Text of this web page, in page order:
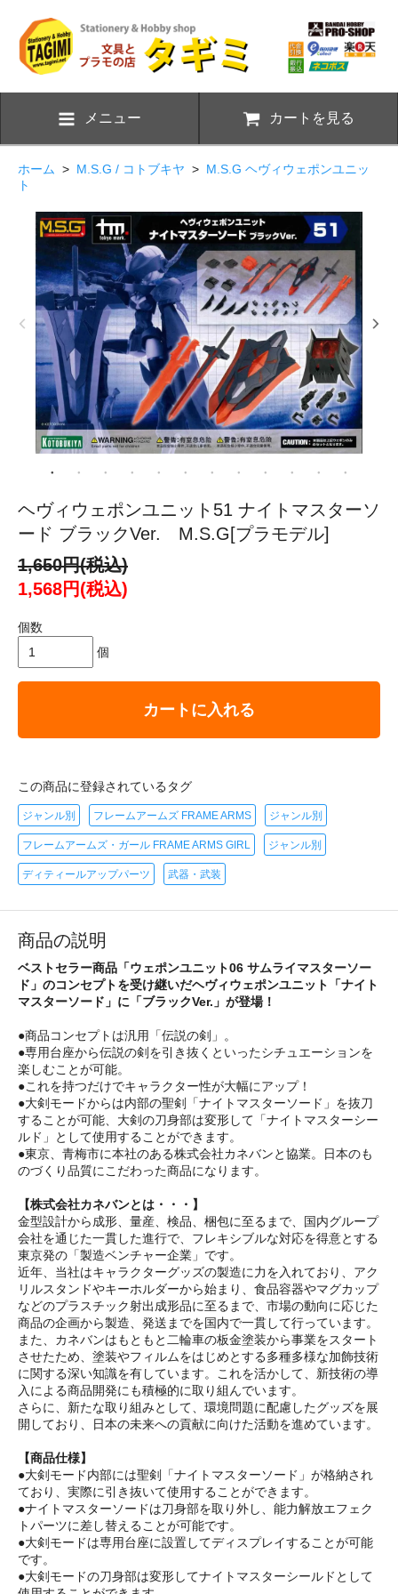
メニュー カートを見る
ホーム > M.S.G / コトブキヤ > M.S.G ヘヴィウェポンユニッ
ト
ヘヴィウェポンユニット51 ナイトマスターソ
ード ブラックVer. M.S.G[プラモデル]
1,650円(税込)
1,568円(税込)
個数
個
カートに入れる
この商品に登録されているタグ
ジャンル別 フレームアームズ FRAME ARMS ジャンル別
フレームアームズ・ガール FRAME ARMS GIRL ジャンル別
ディティールアップパーツ 武器・武装
商品の説明
ベストセラー商品「ウェポンユニット06 サムライマスターソー
ド」のコンセプトを受け継いだヘヴィウェポンユニット「ナイト
マスターソード」に「ブラックVer.」が登場！
●商品コンセプトは汎用「伝説の剣」。
●専用台座から伝説の剣を引き抜くといったシチュエーションを
楽しむことが可能。
●これを持つだけでキャラクター性が大幅にアップ！
●大剣モードからは内部の聖剣「ナイトマスターソード」を抜刀
することが可能、大剣の刀身部は変形して「ナイトマスターシー
ルド」として使用することができます。
●東京、青梅市に本社のある株式会社カネバンと協業。日本のも
のづくり品質にこだわった商品になります。
【株式会社カネバンとは・・・】
金型設計から成形、量産、検品、梱包に至るまで、国内グループ
会社を通じた一貫した進行で、フレキシブルな対応を得意とする
東京発の「製造ベンチャー企業」です。
近年、当社はキャラクターグッズの製造に力を入れており、アク
リルスタンドやキーホルダーから始まり、食品容器やマグカップ
などのプラスチック射出成形品に至るまで、市場の動向に応じた
商品の企画から製造、発送までを国内で一貫して行っています。
また、カネバンはもともと二輪車の板金塗装から事業をスタート
させたため、塗装やフィルムをはじめとする多種多様な加飾技術
に関する深い知識を有しています。これを活かして、新技術の導
入による商品開発にも積極的に取り組んでいます。
さらに、新たな取り組みとして、環境問題に配慮したグッズを展
開しており、日本の未来への貢献に向けた活動を進めています。
【商品仕様】
●大剣モード内部には聖剣「ナイトマスターソード」が格納され
ており、実際に引き抜いて使用することができます。
●ナイトマスターソードは刀身部を取り外し、能力解放エフェク
トパーツに差し替えることが可能です。
●大剣モードは専用台座に設置してディスプレイすることが可能
です。
●大剣モードの刀身部は変形してナイトマスターシールドとして